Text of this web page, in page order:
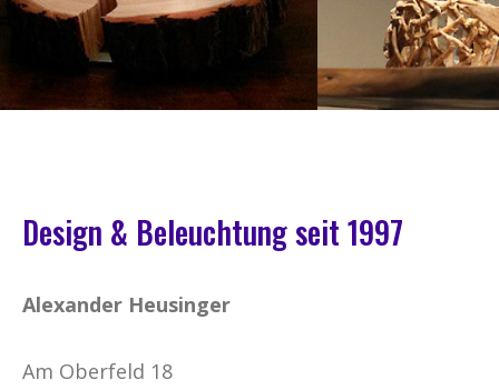
Design & Beleuchtung seit 1997
Alexander Heusinger
Am Oberfeld 18